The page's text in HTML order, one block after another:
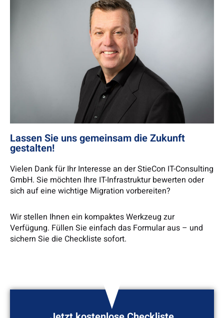
Lassen Sie uns gemeinsam die Zukunft
gestalten!
Vielen Dank für Ihr Interesse an der StieCon IT-Consulting
GmbH. Sie möchten Ihre IT-Infrastruktur bewerten oder
sich auf eine wichtige Migration vorbereiten?
Wir stellen Ihnen ein kompaktes Werkzeug zur
Verfügung. Füllen Sie einfach das Formular aus – und
sichern Sie die Checkliste sofort.